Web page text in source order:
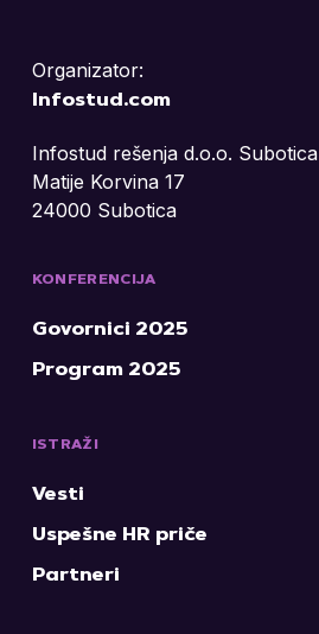
Organizator:
Infostud.com
Infostud rešenja d.o.o. Subotica
Matije Korvina 17
24000 Subotica
KONFERENCIJA
Govornici 2025
Program 2025
ISTRAŽI
Vesti
Uspešne HR priče
Partneri